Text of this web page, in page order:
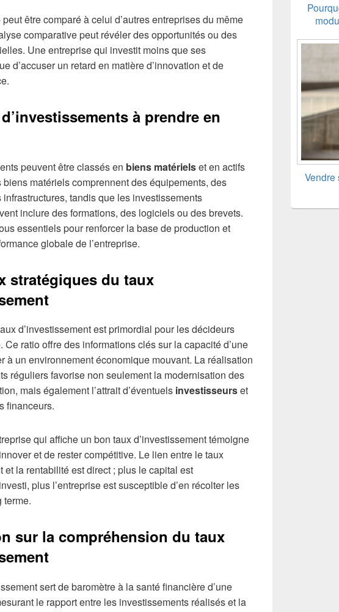
être comparé à celui d’autres entreprises du même
comparative peut révéler des opportunités ou des
Une entreprise qui investit moins que ses
d’accuser un retard en matière d’innovation et de
à prendre en
peuvent être classés en biens matérielset en actifs
biens matériels comprennent des équipements, des
infrastructures, tandis que les investissements
inclure des formations, des logiciels ou des brevets.
essentiels pour renforcer la base de production et
globale de l’entreprise.
stratégiques du taux
d’investissement est primordial pour les décideurs
Ce ratio offre des informations clés sur la capacité d’une
à un environnement économique mouvant. La réalisation
réguliers favorise non seulement la modernisation des
mais également l’attrait d’éventuels investisseurset
financeurs.
qui affiche un bon taux d’investissement témoigne
et de rester compétitive. Le lien entre le taux
et la rentabilité est direct ; plus le capital est
plus l’entreprise est susceptible d’en récolter les
terme.
sur la compréhension du taux
sert de baromètre à la santé financière d’une
le rapport entre les investissements réalisés et la
Vendre